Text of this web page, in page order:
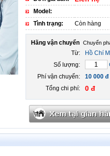
Model:
Tình trạng:
Còn hàng
Hãng vận chuyển
Từ:
Hồ Chí
Số lượng:
Phí vận chuyển:
10 000 đ
Tổng chi phí:
0 đ